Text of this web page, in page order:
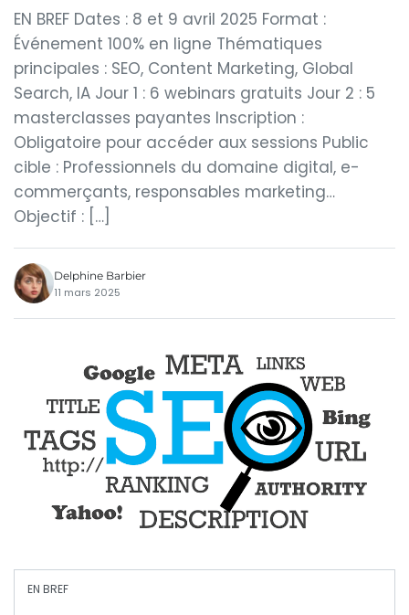
EN BREF Dates : 8 et 9 avril 2025 Format :
Événement 100% en ligne Thématiques
principales : SEO, Content Marketing, Global
Search, IA Jour 1 : 6 webinars gratuits Jour 2 : 5
masterclasses payantes Inscription :
Obligatoire pour accéder aux sessions Public
cible : Professionnels du domaine digital, e-
commerçants, responsables marketing…
Objectif : […]
Delphine Barbier
11 mars 2025
EN BREF